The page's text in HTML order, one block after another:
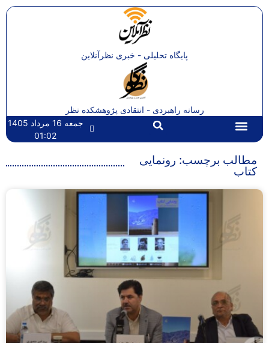
پایگاه تحلیلی - خبری نظرآنلاین
رسانه راهبردی - انتقادی پژوهشکده نظر
جمعه 16 مرداد 1405
01:02
مطالب برچسب: رونمایی
کتاب